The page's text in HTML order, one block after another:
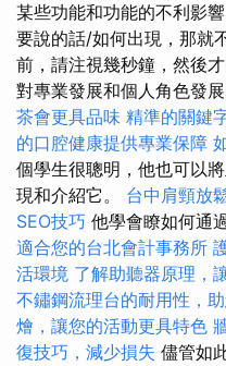
某些功能和功能的不利影
要說的話/如何出現，那就
前，請注視幾秒鐘，然後
對專業發展和個人角色發展
茶會更具品味 精準的關鍵
的口腔健康提供專業保障
個學生很聰明，他也可以
現和介紹它。 台中肩頸放
SEO技巧 他學會瞭如何通
適合您的台北會計事務所
活環境 了解助聽器原理，
不鏽鋼流理台的耐用性，
燴，讓您的活動更具特色
復技巧，減少損失 儘管如